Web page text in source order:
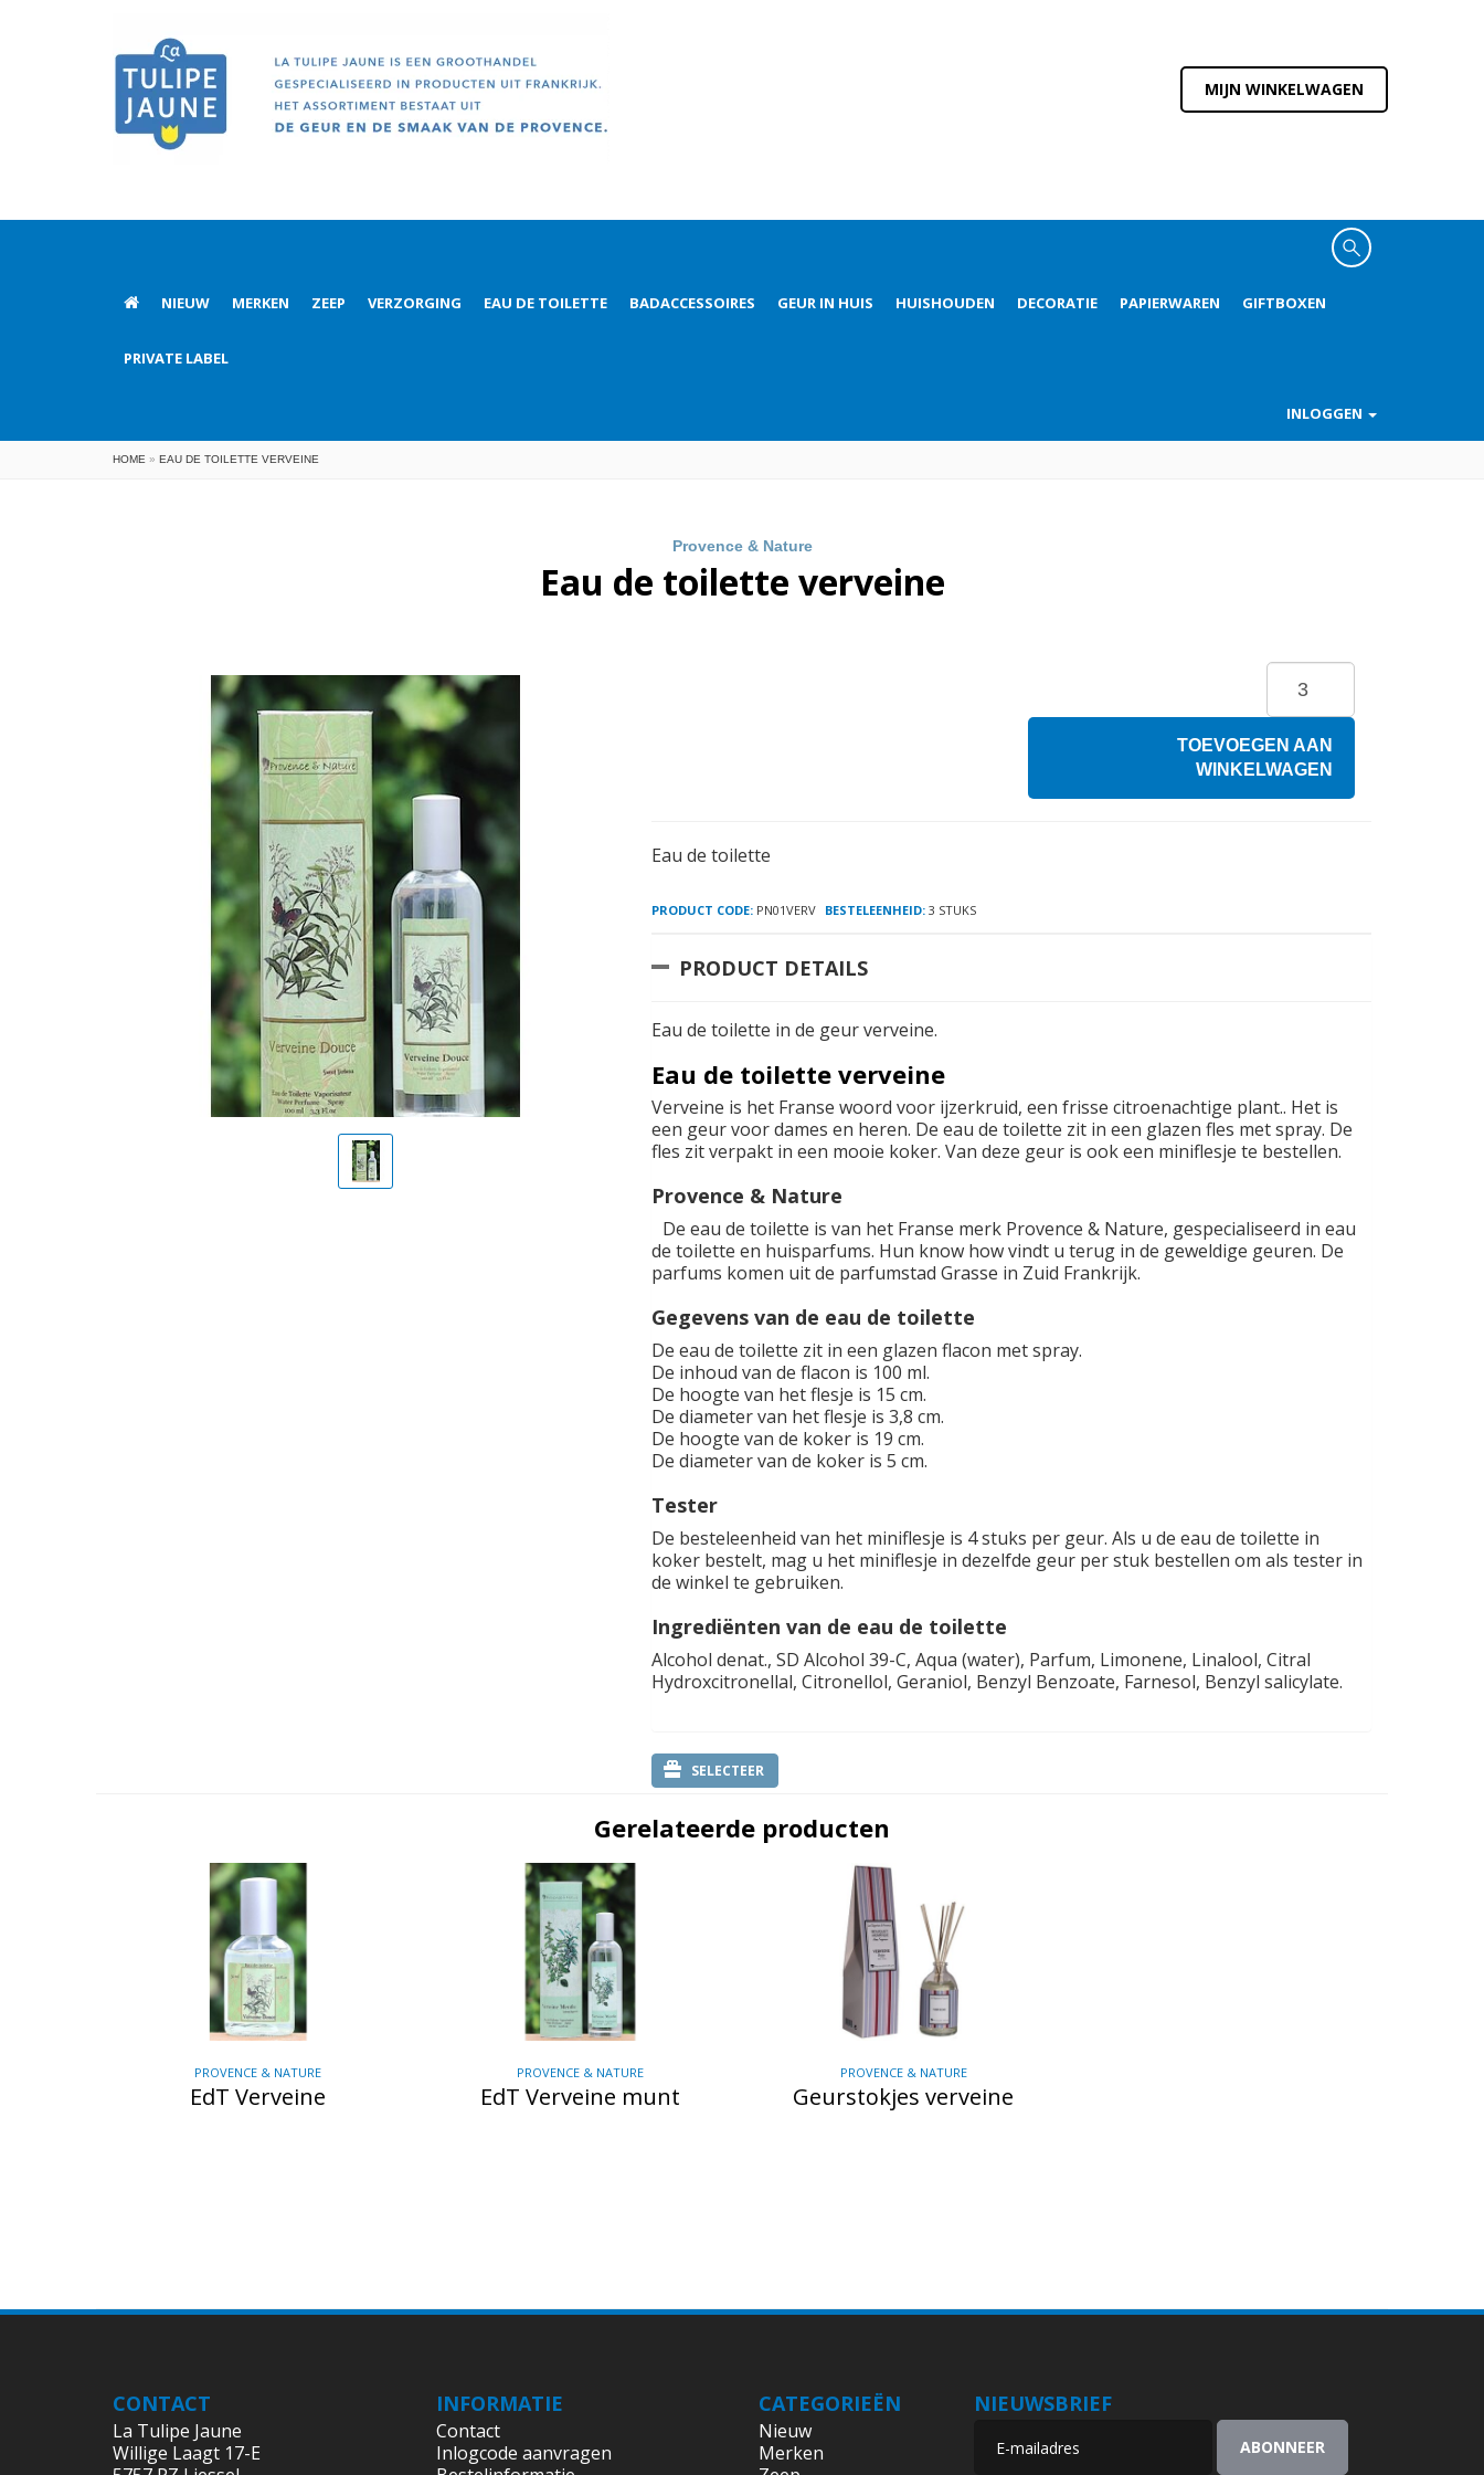
MIJN WINKELWAGEN
NIEUW MERKEN ZEEP VERZORGING EAU DE TOILETTE BADACCESSOIRES GEUR IN HUIS HUISHOUDEN DECORATIE PAPIERWAREN GIFTBOXEN
PRIVATE LABEL
INLOGGEN
HOME » EAU DE TOILETTE VERVEINE
Provence & Nature
Eau de toilette verveine
TOEVOEGEN AAN
WINKELWAGEN
Eau de toilette
PRODUCT CODE:PN01VERV BESTELEENHEID:3 STUKS
PRODUCT DETAILS
Eau de toilette in de geur verveine.
Eau de toilette verveine
Verveine is het Franse woord voor ijzerkruid, een frisse citroenachtige plant.. Het is
een geur voor dames en heren. De eau de toilette zit in een glazen fles met spray. De
fles zit verpakt in een mooie koker. Van deze geur is ook een miniflesje te bestellen.
Provence & Nature
De eau de toilette is van het Franse merk Provence & Nature, gespecialiseerd in eau
de toilette en huisparfums. Hun know how vindt u terug in de geweldige geuren. De
parfums komen uit de parfumstad Grasse in Zuid Frankrijk.
Gegevens van de eau de toilette
De eau de toilette zit in een glazen flacon met spray.
De inhoud van de flacon is 100 ml.
De hoogte van het flesje is 15 cm.
De diameter van het flesje is 3,8 cm.
De hoogte van de koker is 19 cm.
De diameter van de koker is 5 cm.
Tester
De besteleenheid van het miniflesje is 4 stuks per geur. Als u de eau de toilette in
koker bestelt, mag u het miniflesje in dezelfde geur per stuk bestellen om als tester in
de winkel te gebruiken.
Ingrediënten van de eau de toilette
Alcohol denat., SD Alcohol 39-C, Aqua (water), Parfum, Limonene, Linalool, Citral
Hydroxcitronellal, Citronellol, Geraniol, Benzyl Benzoate, Farnesol, Benzyl salicylate.
SELECTEER
Gerelateerde producten
PROVENCE & NATURE
EdT Verveine
PROVENCE & NATURE
EdT Verveine munt
PROVENCE & NATURE
Geurstokjes verveine
CONTACT
La Tulipe Jaune
Willige Laagt 17-E
INFORMATIE
Contact
Inlogcode aanvragen
CATEGORIEËN
Nieuw
Merken
NIEUWSBRIEF